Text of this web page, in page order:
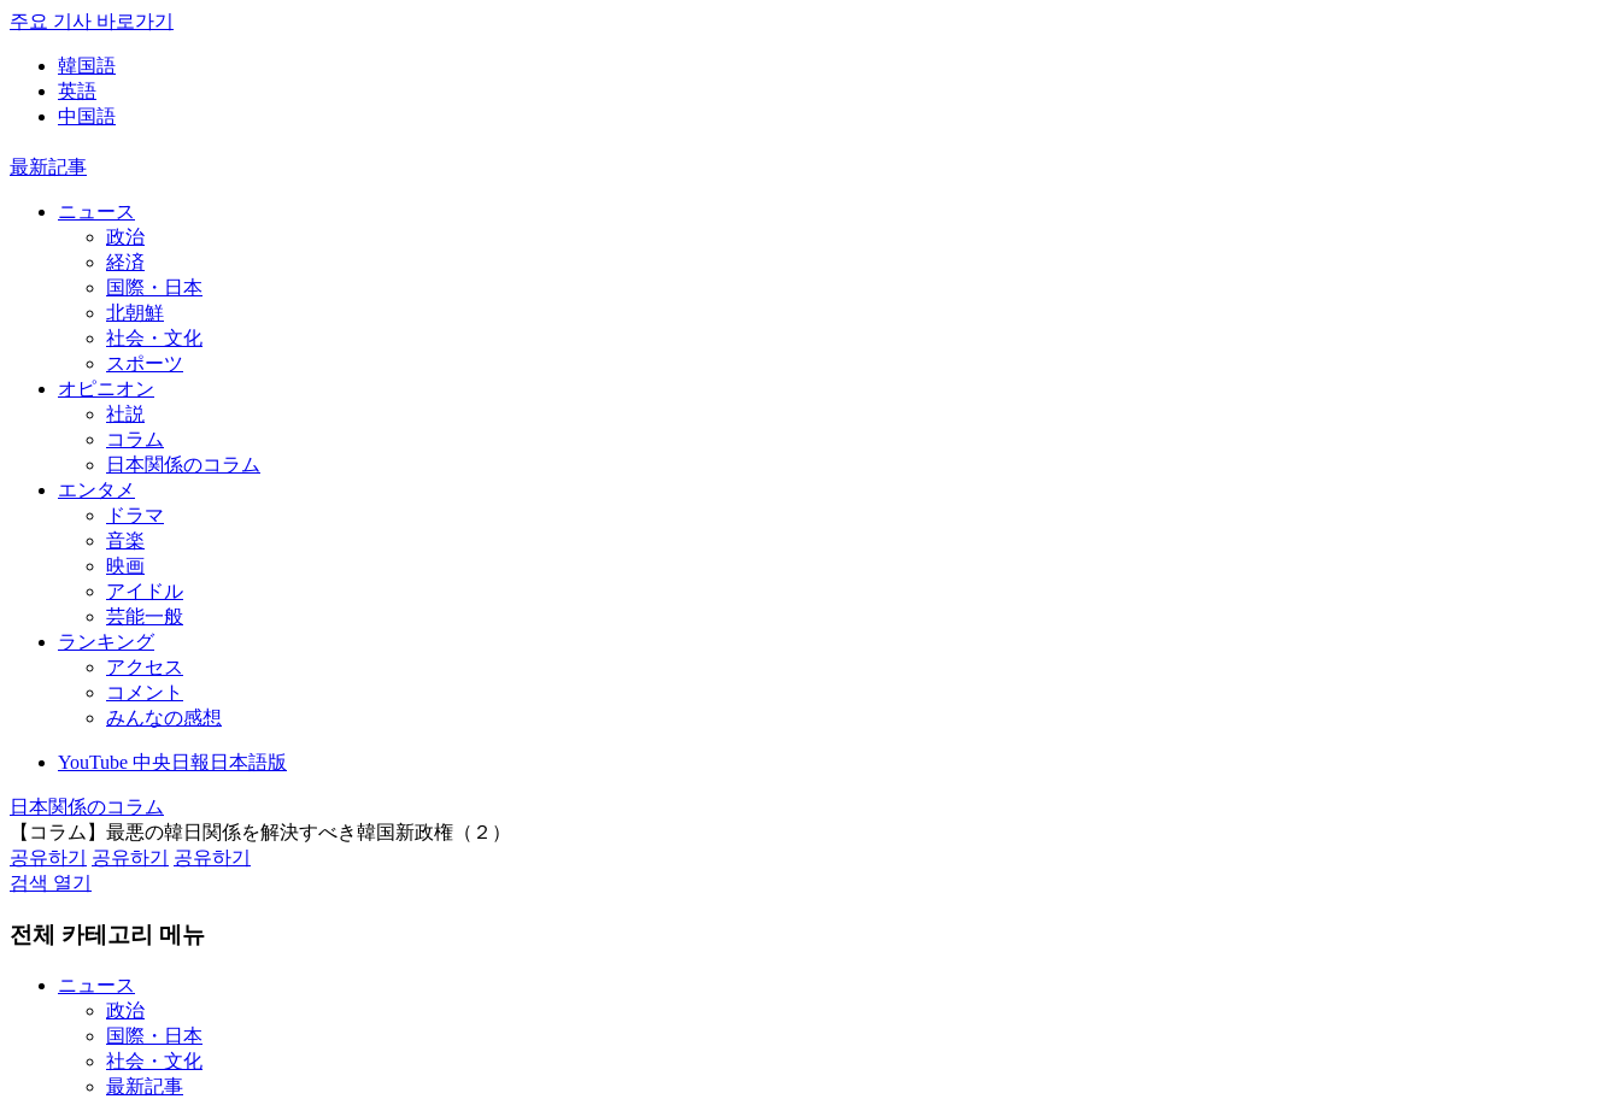
주요 기사 바로가기
韓国語
英語
中国語
最新記事
ニュース
政治
経済
国際・日本
北朝鮮
社会・文化
スポーツ
オピニオン
社説
コラム
日本関係のコラム
エンタメ
ドラマ
音楽
映画
アイドル
芸能一般
ランキング
アクセス
コメント
みんなの感想
YouTube 中央日報日本語版
日本関係のコラム
【コラム】最悪の韓日関係を解決すべき韓国新政権（２）
공유하기
공유하기
공유하기
검색 열기
전체 카테고리 메뉴
ニュース
政治
国際・日本
社会・文化
最新記事